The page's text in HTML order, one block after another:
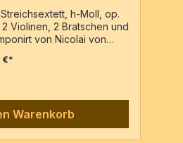
h-Moll, op.
Violinen, 2 Bratschen und
von Nicolai von
Vl, 2 Va, 2
/ 156 SeitenPartitur /
€*
Warenkorb